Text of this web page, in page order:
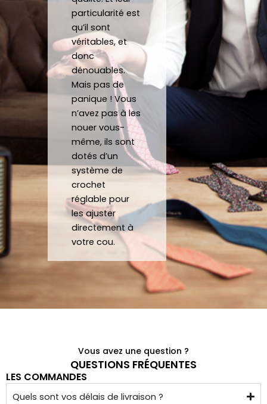
atten
tes.
de
porte
r des
noeu
ds
papill
ons/
acce
es de
qualit
quelq
kilom
d sur
Je
reco
nde
!
Merci
beau
coup
à eux
encor
e!
particularité est
qu’il sont
véritables, et
donc
dénouables.
Mais pas de
panique ! Vous
n’avez pas à les
nouer vous-
même, ils sont
dotés d’un
système de
crochet
réglable pour
les ajuster
directement à
votre cou.
Vous avez une question ?
QUESTIONS FRÉQUENTES
LES COMMANDES
Quels sont vos délais de livraison ?